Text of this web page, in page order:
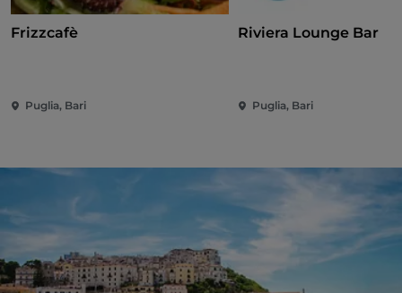
Frizzcafè
Puglia, Bari
Riviera Lounge Bar
Puglia, Bari